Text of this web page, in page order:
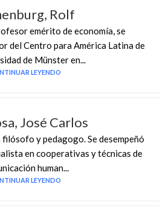
Rolf
emérito de economía, se
del Centro para América Latina de
de Münster en...
LEYENDO
José Carlos
filósofo y pedagogo. Se desempeñó
en cooperativas y técnicas de
human...
LEYENDO